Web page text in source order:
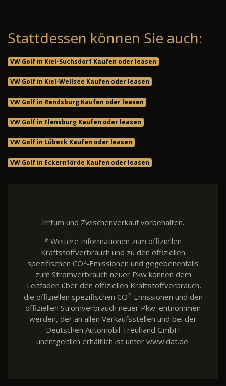
Stattdessen können Sie auch:
VW Golf in Kiel-Suchsdorf Kaufen oder leasen
VW Golf in Kiel-Wellsee Kaufen oder leasen
VW Golf in Rendsburg Kaufen oder leasen
VW Golf in Flensburg Kaufen oder leasen
VW Golf in Lübeck Kaufen oder leasen
VW Golf in Eckernförde Kaufen oder leasen
Irrtum und Zwischenverkauf vorbehalten.
* Weitere Informationen zum offiziellen
Kraftstoffverbrauch und zu den offiziellen
spezifischen CO2-Emissionen und gegebenenfalls
zum Stromverbrauch neuer Pkw können dem
'Leitfaden über den offiziellen Kraftstoffverbrauch,
die offiziellen spezifischen CO2-Emissionen und den
offiziellen Stromverbrauch neuer Pkw' entnommen
werden, der an allen Verkaufsstellen und bei der
'Deutschen Automobil Treuhand GmbH'
unentgeltlich erhältlich ist unter www.dat.de.